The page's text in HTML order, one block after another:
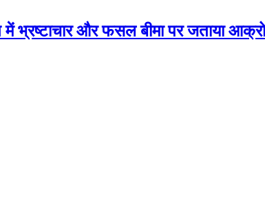
में भ्रष्टाचार और फसल बीमा पर जताया